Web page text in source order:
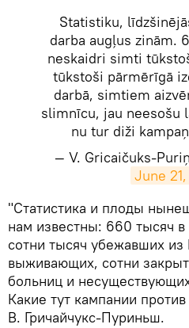
Statistiku,
darba augļus zinām.
neskaidri simti
tūkstoši pārmērīgā
darbā, simtiem
slimnīcu, jau neesošu
nu tur diži
— V. Gricaičuks-
June
​"Статистика и плоды
нам известны: 660 тысяч
сотни тысяч убежавших из
выживающих, сотни
больниц и
Какие тут кампании
В. Гричайчукс-Пуриньш.